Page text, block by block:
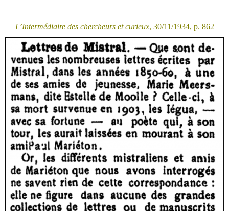
L’Intermédiaire des chercheurs et curieux, 30/11/1934, p. 862